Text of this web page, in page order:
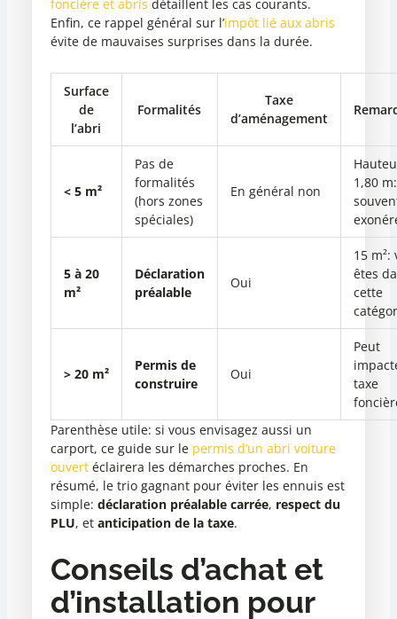
foncière et abris détaillent les cas courants.
Enfin, ce rappel général sur l’impôt lié aux abris
évite de mauvaises surprises dans la durée.
Surface
de
l’abri
Formalités
Taxe
d’aménagement
< 5 m²
Pas de
formalités
(hors zones
spéciales)
En général non
1,80 m:
5 à 20
m²
Déclaration
préalable
Oui
15 m²:
êtes
cette
> 20 m²
Permis de
construire
Oui
Peut
taxe
Parenthèse utile: si vous envisagez aussi un
carport, ce guide sur le permis d’un abri voiture
ouvertéclairera les démarches proches. En
résumé, le trio gagnant pour éviter les ennuis est
simple: déclaration préalable carrée, respect du
PLU, et anticipation de la taxe.
Conseils d’achat et
d’installation pour